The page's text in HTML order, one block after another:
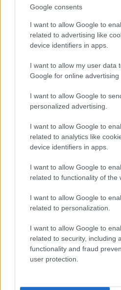
Google consents
I want to allow Google to
related to advertising like
device identifiers in apps.
I want to allow my user data
Google for online advertising
I want to allow Google to
personalized advertising.
I want to allow Google to
related to analytics like
device identifiers in apps.
I want to allow Google to
related to functionality of the
I want to allow Google to
related to personalization.
I want to allow Google to
related to security, including
functionality and fraud
user protection.
Fotó: Szécsi István / Velvet
Jön